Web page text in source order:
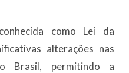
como Lei da
alterações nas
Brasil, permitindo a